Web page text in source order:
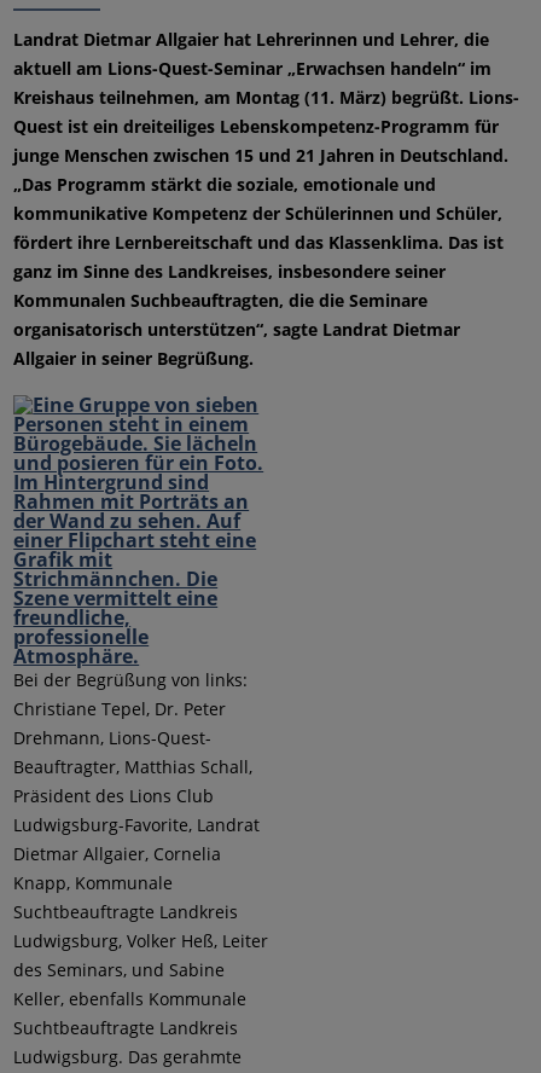
Landrat Dietmar Allgaier hat Lehrerinnen und Lehrer, die
aktuell am Lions-Quest-Seminar „Erwachsen handeln“ im
Kreishaus teilnehmen, am Montag (11. März) begrüßt. Lions-
Quest ist ein dreiteiliges Lebenskompetenz-Programm für
junge Menschen zwischen 15 und 21 Jahren in Deutschland.
„Das Programm stärkt die soziale, emotionale und
kommunikative Kompetenz der Schülerinnen und Schüler,
fördert ihre Lernbereitschaft und das Klassenklima. Das ist
ganz im Sinne des Landkreises, insbesondere seiner
Kommunalen Suchbeauftragten, die die Seminare
organisatorisch unterstützen“, sagte Landrat Dietmar
Allgaier in seiner Begrüßung.
Bei der Begrüßung von links:
Christiane Tepel, Dr. Peter
Drehmann, Lions-Quest-
Beauftragter, Matthias Schall,
Präsident des Lions Club
Ludwigsburg-Favorite, Landrat
Dietmar Allgaier, Cornelia
Knapp, Kommunale
Suchtbeauftragte Landkreis
Ludwigsburg, Volker Heß, Leiter
des Seminars, und Sabine
Keller, ebenfalls Kommunale
Suchtbeauftragte Landkreis
Ludwigsburg. Das gerahmte